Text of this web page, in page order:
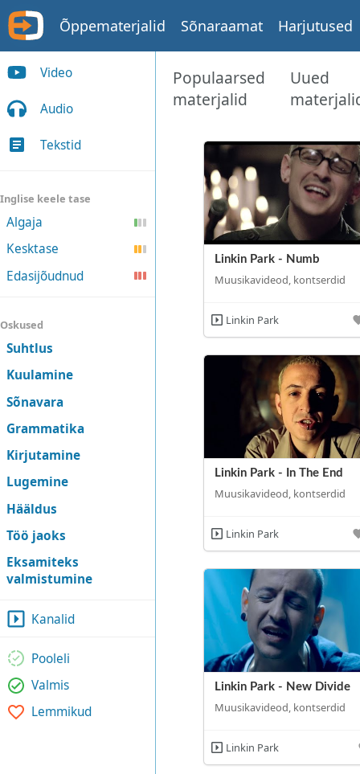
Õppematerjalid Sõnaraamat Harjutused
Video
Audio
Tekstid
Inglise keele tase
Algaja
Kesktase
Edasijõudnud
Oskused
Suhtlus
Kuulamine
Sõnavara
Grammatika
Kirjutamine
Lugemine
Hääldus
Töö jaoks
Eksamiteks
valmistumine
Kanalid
Pooleli
Valmis
Lemmikud
Populaarsed
materjalid
Uued
Linkin Park - Numb
Muusikavideod, kontserdid
Linkin Park
Linkin Park - In The End
Muusikavideod, kontserdid
Linkin Park
Linkin Park - New Divide
Muusikavideod, kontserdid
Linkin Park